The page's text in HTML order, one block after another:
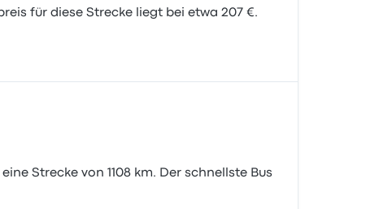
für diese Strecke liegt bei etwa 207 €.
Strecke von 1108 km. Der schnellste Bus